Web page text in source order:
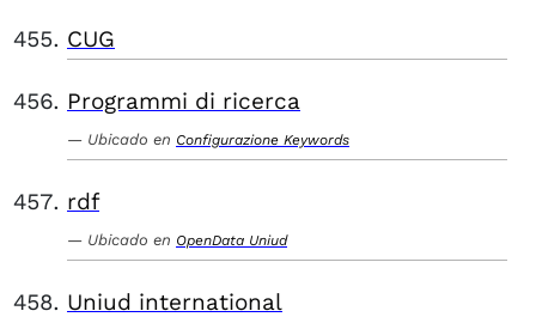
CUG
Programmi di ricerca
Ubicado en Configurazione Keywords
rdf
Ubicado en OpenData Uniud
Uniud international